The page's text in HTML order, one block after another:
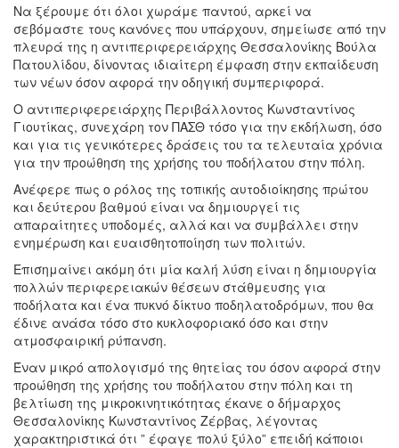
Να ξέρουμε ότι όλοι χωράμε παντού, αρκεί να
σεβόμαστε τους κανόνες που υπάρχουν, σημείωσε από την
πλευρά της η αντιπεριφερειάρχης Θεσσαλονίκης Βούλα
Πατουλίδου, δίνοντας ιδιαίτερη έμφαση στην εκπαίδευση
των νέων όσον αφορά την οδηγική συμπεριφορά.
Ο αντιπεριφερειάρχης Περιβάλλοντος Κωνσταντίνος
Γιουτίκας, συνεχάρη τον ΠΑΣΘ τόσο για την εκδήλωση, όσο
και για τις γενικότερες δράσεις του τα τελευταία χρόνια
για την προώθηση της χρήσης του ποδήλατου στην πόλη.
Ανέφερε πως ο ρόλος της τοπικής αυτοδιοίκησης πρώτου
και δεύτερου βαθμού είναι να δημιουργεί τις
απαραίτητες υποδομές, αλλά και να συμβάλλει στην
ενημέρωση και ευαισθητοποίηση των πολιτών.
Επισημαίνει ακόμη ότι μία καλή λύση είναι η δημιουργία
πολλών περιφερειακών θέσεων στάθμευσης για
ποδήλατα και ένα πυκνό δίκτυο ποδηλατοδρόμων, που θα
έδινε ανάσα τόσο στο κυκλοφοριακό όσο και στην
ατμοσφαιρική ρύπανση.
Έναν μικρό απολογισμό της θητείας του όσον αφορά στην
προώθηση της χρήσης του ποδήλατου στην πόλη και τη
βελτίωση της μικροκινητικότητας έκανε ο δήμαρχος
Θεσσαλονίκης Κωνσταντίνος Ζέρβας, λέγοντας
χαρακτηριστικά ότι ” έφαγε πολύ ξύλο” επειδή κάποιοι